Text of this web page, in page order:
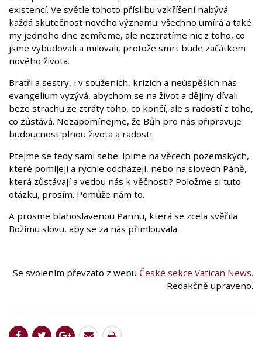
existencí. Ve světle tohoto příslibu vzkříšení nabývá
každá skutečnost nového významu: všechno umírá a také
my jednoho dne zemřeme, ale neztratíme nic z toho, co
jsme vybudovali a milovali, protože smrt bude začátkem
nového života.
Bratři a sestry, i v souženích, krizích a neúspěších nás
evangelium vyzývá, abychom se na život a dějiny dívali
beze strachu ze ztráty toho, co končí, ale s radostí z toho,
co zůstává. Nezapomínejme, že Bůh pro nás připravuje
budoucnost plnou života a radosti.
Ptejme se tedy sami sebe: lpíme na věcech pozemských,
které pomíjejí a rychle odcházejí, nebo na slovech Páně,
která zůstávají a vedou nás k věčnosti? Položme si tuto
otázku, prosím. Pomůže nám to.
A prosme blahoslavenou Pannu, která se zcela svěřila
Božímu slovu, aby se za nás přimlouvala.
Se svolením převzato z webu České sekce Vatican News.
Redakčně upraveno.